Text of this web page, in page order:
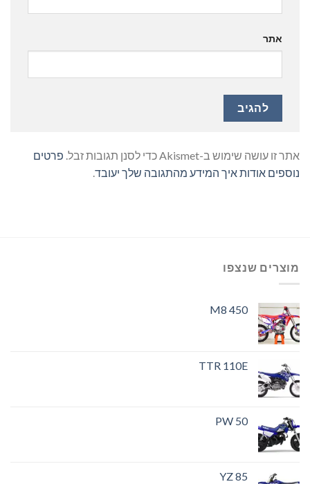
אתר
אתר זו עושה שימוש ב-Akismet כדי לסנן תגובות זבל.
פרטים
נוספים אודות איך המידע מהתגובה שלך יעובד.
מוצרים שנצפו
M8 450
TTR 110E
PW 50
YZ 85